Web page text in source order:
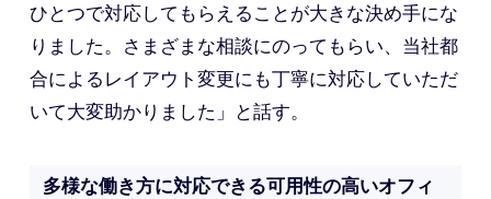
ひとつで対応してもらえることが大きな決め手にな
りました。さまざまな相談にのってもらい、当社都
合によるレイアウト変更にも丁寧に対応していただ
いて大変助かりました」と話す。
多様な働き方に対応できる可用性の高いオフィ